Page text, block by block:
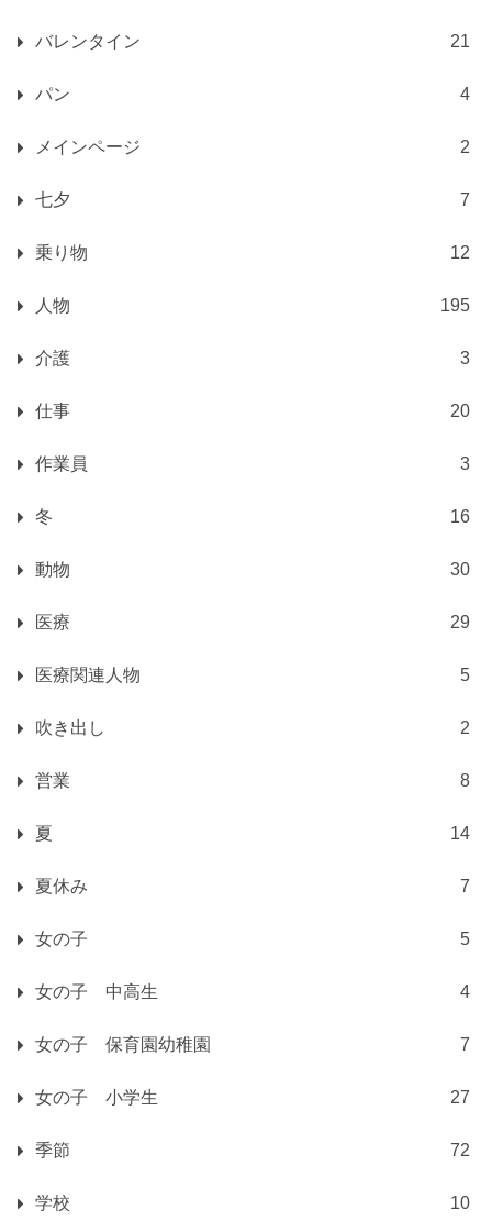
バレンタイン 21
パン 4
メインページ 2
七夕 7
乗り物 12
人物 195
介護 3
仕事 20
作業員 3
冬 16
動物 30
医療 29
医療関連人物 5
吹き出し 2
営業 8
夏 14
夏休み 7
女の子 5
女の子 中高生 4
女の子 保育園幼稚園 7
女の子 小学生 27
季節 72
学校 10